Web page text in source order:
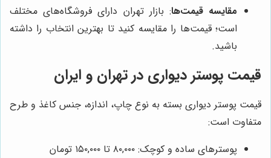
مقایسه قیمت‌ها: بازار تهران دارای فروشگاه‌های مختلف
است؛ قیمت‌ها را مقایسه کنید تا بهترین انتخاب را داشته
باشید.
قیمت پوستر دیواری در تهران و ایران
قیمت پوستر دیواری بسته به نوع چاپ، اندازه، جنس کاغذ و طرح
متفاوت است:
پوسترهای ساده و کوچک: ۸۰,۰۰۰ تا ۱۵۰,۰۰۰ تومان